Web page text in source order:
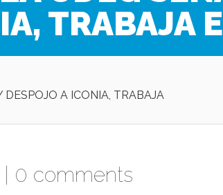
TRABAJA
A ICONIA, TRABAJA
0 comments